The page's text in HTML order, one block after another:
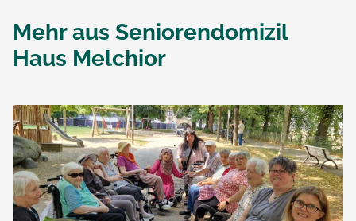
Mehr aus Seniorendomizil
Haus Melchior